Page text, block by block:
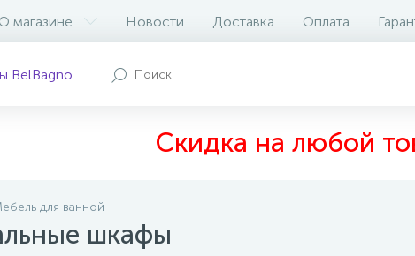
О магазине Новости Доставка Оплата
BelBagno
Скидка на любой
для ванной
шкафы